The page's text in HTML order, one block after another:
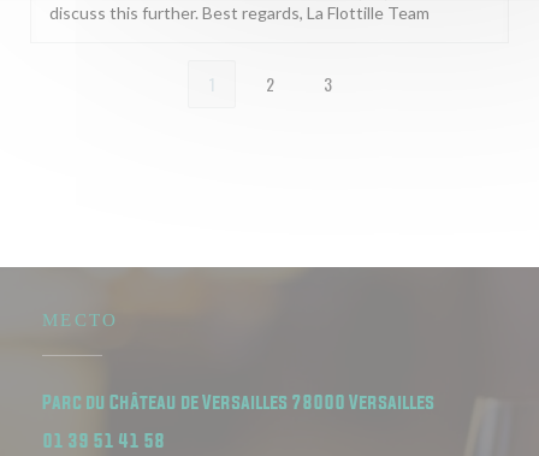
discuss this further. Best regards, La Flottille Team
1 2 3
МЕСТО
Parc du Château de Versailles 78000 Versailles
01 39 51 41 58